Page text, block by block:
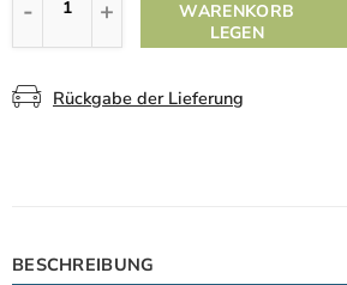
WARENKORB
LEGEN
Rückgabe der Lieferung
BESCHREIBUNG